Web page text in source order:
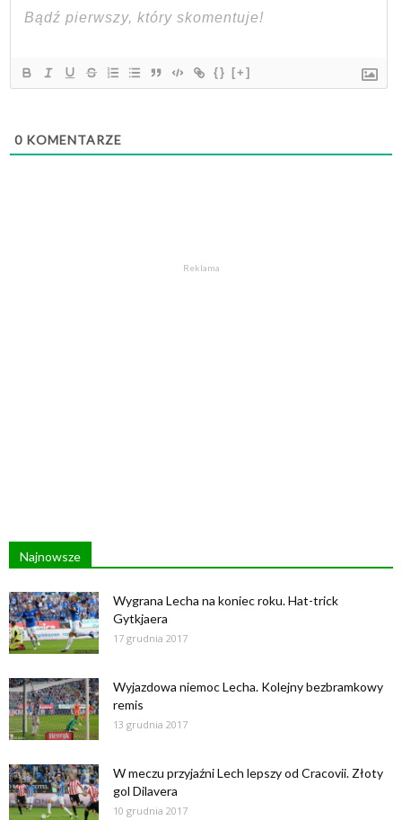
{} [+]
0 KOMENTARZE
Reklama
Najnowsze
Wygrana Lecha na koniec roku. Hat-trick
Gytkjaera
17 grudnia 2017
Wyjazdowa niemoc Lecha. Kolejny bezbramkowy
remis
13 grudnia 2017
W meczu przyjaźni Lech lepszy od Cracovii. Złoty
gol Dilavera
10 grudnia 2017